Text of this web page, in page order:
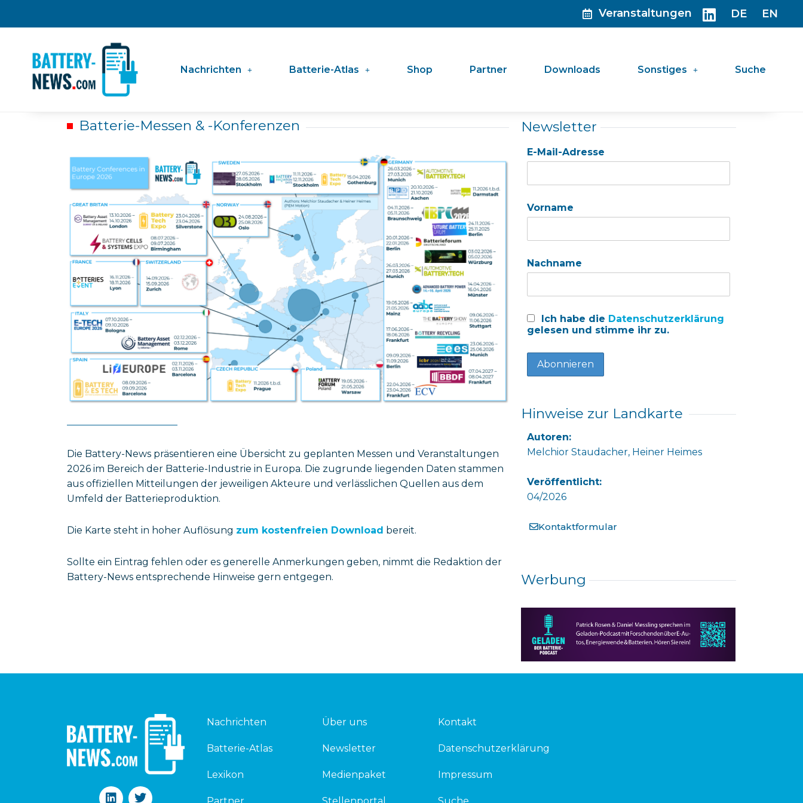
Veranstaltungen DE EN
Nachrichten Batterie-Atlas Shop Partner Downloads Sonstiges Suche
Batterie-Messen & -Konferenzen
Die Battery-News präsentieren eine Übersicht zu geplanten Messen und Veranstaltungen
2026 im Bereich der Batterie-Industrie in Europa. Die zugrunde liegenden Daten stammen
aus offiziellen Mitteilungen der jeweiligen Akteure und verlässlichen Quellen aus dem
Umfeld der Batterieproduktion.
Die Karte steht in hoher Auflösung zum kostenfreien Download bereit.
Sollte ein Eintrag fehlen oder es generelle Anmerkungen geben, nimmt die Redaktion der
Battery-News entsprechende Hinweise gern entgegen.
Newsletter
E-Mail-Adresse
Vorname
Nachname
Ich habe die Datenschutzerklärung
gelesen und stimme ihr zu.
Hinweise zur Landkarte
Autoren:
Melchior Staudacher, Heiner Heimes
Veröffentlicht:
04/2026
Kontaktformular
Werbung
L
T
Nachrichten
Batterie-Atlas
Lexikon
Über uns
Newsletter
Medienpaket
Kontakt
Datenschutzerklärung
Impressum